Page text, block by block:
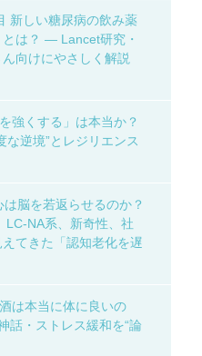
新しい糖尿病の飲み薬
とは？ ― Lancet研究・
向けにやさしく解説
強くする」は本当か？
逆境”とレジリエンス
脳を若返らせるのか？
NA系、新奇性、社
てきた「認知老化を遅
は本当に体に良いの
話・ストレス緩和を“論